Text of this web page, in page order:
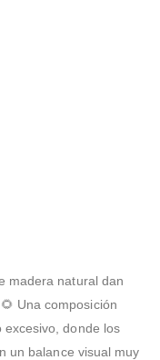
madera natural dan
. 🌻 Una composición
donde los
un balance visual muy